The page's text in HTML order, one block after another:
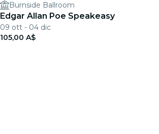
Burnside Ballroom
Edgar Allan Poe Speakeasy
09 ott - 04 dic
105,00 A$